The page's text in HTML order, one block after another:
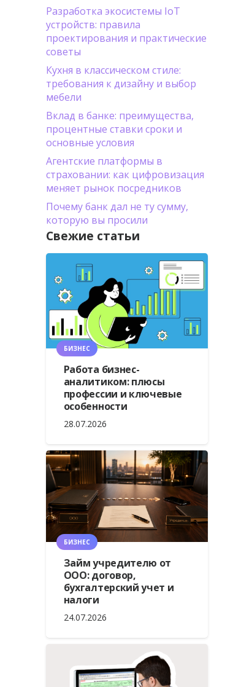
Разработка экосистемы IoT
устройств: правила
проектирования и практические
советы
Кухня в классическом стиле:
требования к дизайну и выбор
мебели
Вклад в банке: преимущества,
процентные ставки сроки и
основные условия
Агентские платформы в
страховании: как цифровизация
меняет рынок посредников
Почему банк дал не ту сумму,
которую вы просили
Свежие статьи
БИЗНЕС
Работа бизнес-
аналитиком: плюсы
профессии и ключевые
особенности
28.07.2026
БИЗНЕС
Займ учредителю от
ООО: договор,
бухгалтерский учет и
налоги
24.07.2026